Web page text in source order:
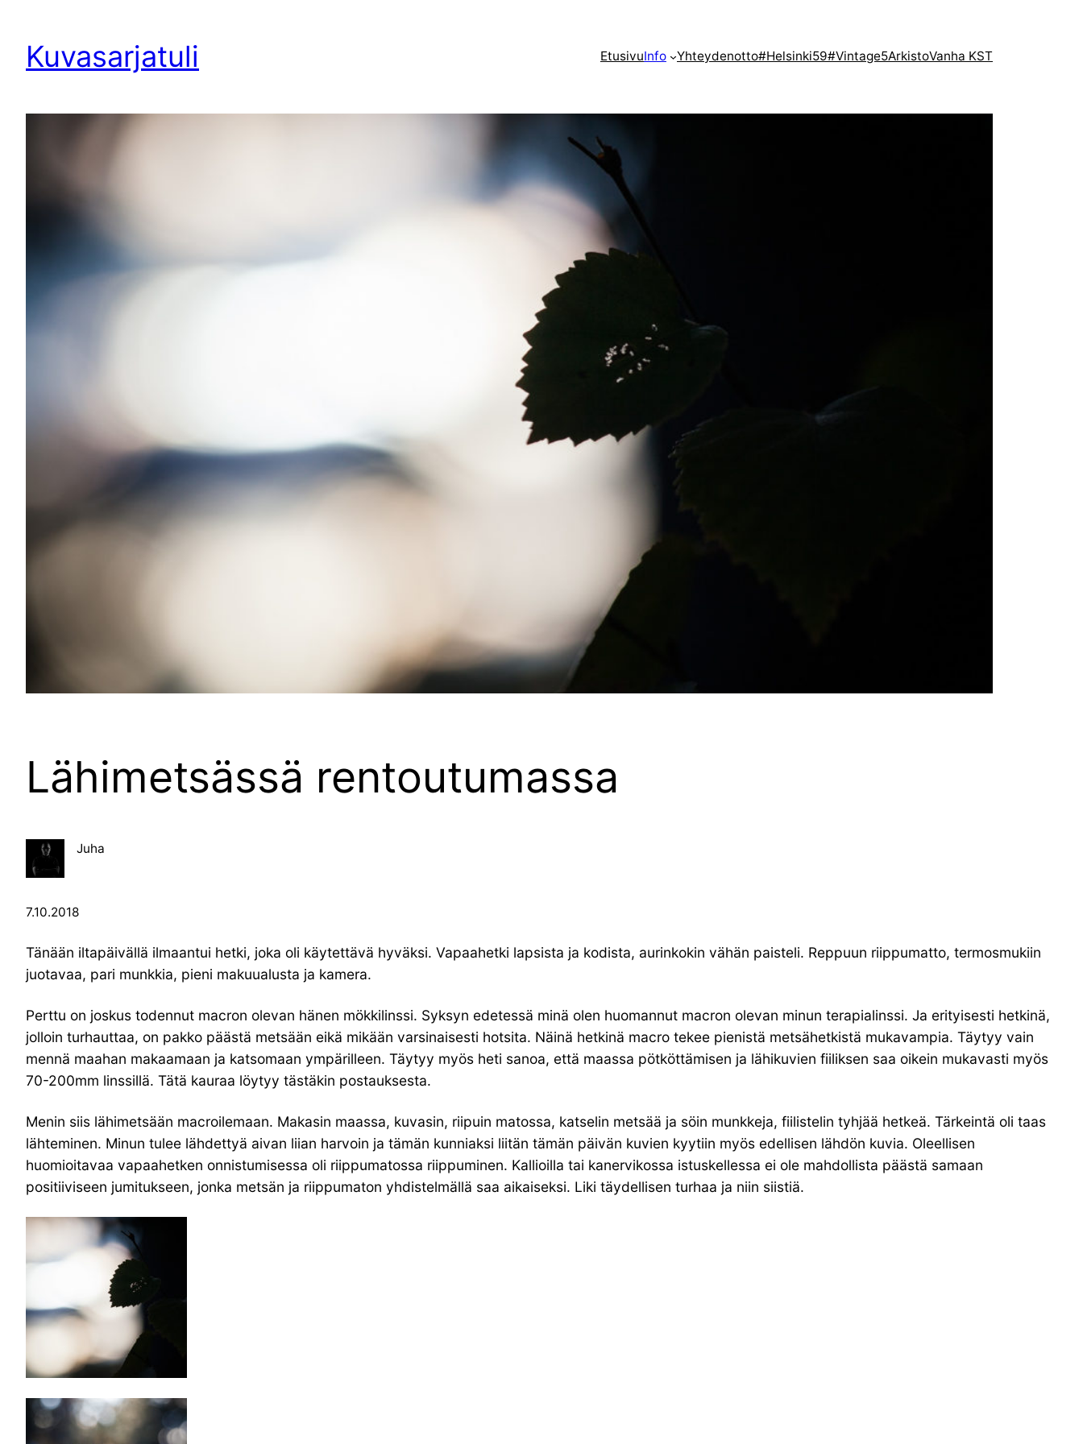
Kuvasarjatuli EtusivuInfo Yhteydenotto#Helsinki59#Vintage5ArkistoVanha KST
Lähimetsässä rentoutumassa
Juha
7.10.2018
Tänään iltapäivällä ilmaantui hetki, joka oli käytettävä hyväksi. Vapaahetki lapsista ja kodista, aurinkokin vähän paisteli. Reppuun riippumatto, termosmukiin
juotavaa, pari munkkia, pieni makuualusta ja kamera.
Perttu on joskus todennut macron olevan hänen mökkilinssi. Syksyn edetessä minä olen huomannut macron olevan minun terapialinssi. Ja erityisesti hetkinä,
jolloin turhauttaa, on pakko päästä metsään eikä mikään varsinaisesti hotsita. Näinä hetkinä macro tekee pienistä metsähetkistä mukavampia. Täytyy vain
mennä maahan makaamaan ja katsomaan ympärilleen. Täytyy myös heti sanoa, että maassa pötköttämisen ja lähikuvien fiiliksen saa oikein mukavasti myös
70-200mm linssillä. Tätä kauraa löytyy tästäkin postauksesta.
Menin siis lähimetsään macroilemaan. Makasin maassa, kuvasin, riipuin matossa, katselin metsää ja söin munkkeja, fiilistelin tyhjää hetkeä. Tärkeintä oli taas
lähteminen. Minun tulee lähdettyä aivan liian harvoin ja tämän kunniaksi liitän tämän päivän kuvien kyytiin myös edellisen lähdön kuvia. Oleellisen
huomioitavaa vapaahetken onnistumisessa oli riippumatossa riippuminen. Kallioilla tai kanervikossa istuskellessa ei ole mahdollista päästä samaan
positiiviseen jumitukseen, jonka metsän ja riippumaton yhdistelmällä saa aikaiseksi. Liki täydellisen turhaa ja niin siistiä.